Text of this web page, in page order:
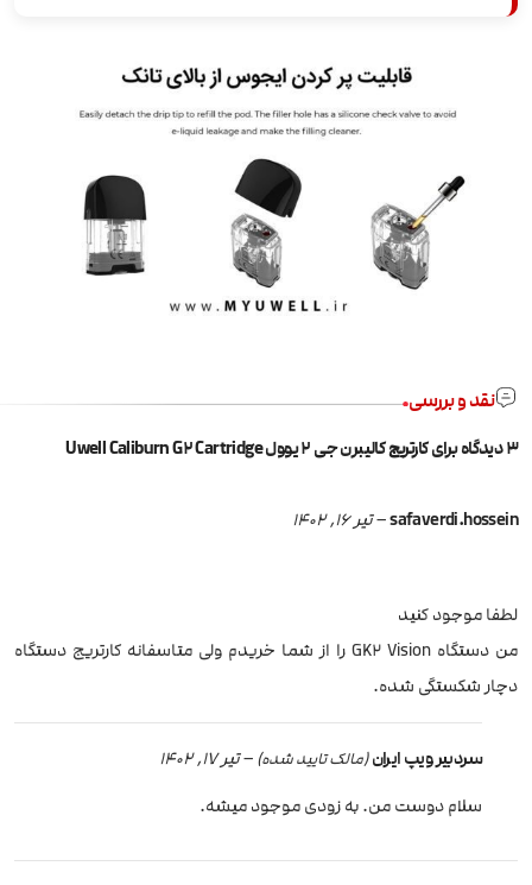
نقد و بررسی
3 دیدگاه برای کارتریج کالیبرن جی 2 یوول Uwell Caliburn G2 Cartridge
safaverdi.hossein
–تیر 16, 1402
لطفا موجود کنید
من دستگاه GK2 Vision را از شما خریدم ولی متاسفانه کارتریج دستگاه
دچار شکستگی شده.
سردبیر ویپ ایران(مالک تایید شده) – تیر 17, 1402
سلام دوست من. به زودی موجود میشه.